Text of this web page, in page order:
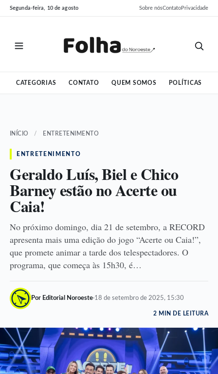
Pular
para
Pular
para
Segunda-feira, 10 de agosto Sobre nósContatoPrivacidade
CATEGORIAS CONTATO QUEM SOMOS POLÍTICAS
INÍCIO / ENTRETENIMENTO
ENTRETENIMENTO
Geraldo Luís, Biel e Chico
Barney estão no Acerte ou
Caia!
No próximo domingo, dia 21 de setembro, a RECORD
apresenta mais uma edição do jogo “Acerte ou Caia!”,
que promete animar a tarde dos telespectadores. O
programa, que começa às 15h30, é…
Por Editorial Noroeste·18 de setembro de 2025, 15:30
2 MIN DE LEITURA